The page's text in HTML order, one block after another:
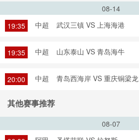
08-14
19:35
中超 武汉三镇 VS 上海海港
19:35 中超 山东泰山 VS 青岛海牛
20:00 中超 青岛西海岸 VS 重庆铜梁龙
其他赛事推荐
08-07